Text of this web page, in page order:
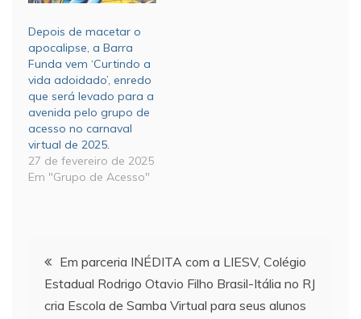
Depois de macetar o
apocalipse, a Barra
Funda vem ‘Curtindo a
vida adoidado’, enredo
que será levado para a
avenida pelo grupo de
acesso no carnaval
virtual de 2025.
27 de fevereiro de 2025
Em "Grupo de Acesso"
Navegação
de
Em parceria INÉDITA com a LIESV, Colégio
Estadual Rodrigo Otavio Filho Brasil-Itália no RJ
cria Escola de Samba Virtual para seus alunos